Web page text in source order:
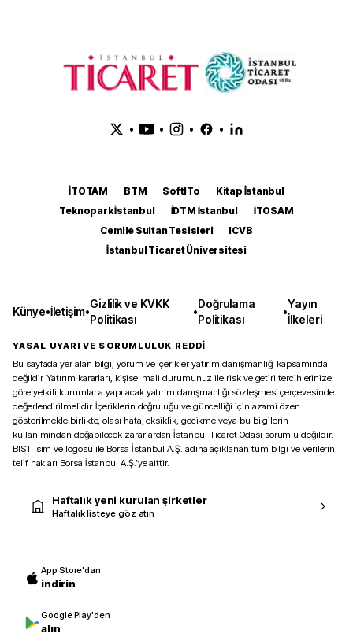
• • • •
İTOTAM BTM SoftITo
Kitap İstanbul
Teknopark İstanbul
İDTM İstanbul
İTOSAM
Cemile Sultan Tesisleri
ICVB
İstanbul Ticaret Üniversitesi
Künye•İletişim•
Gizlilik ve KVKK
Politikası
•
Doğrulama
Politikası
•
Yayın
İlkeleri
YASAL UYARI VE SORUMLULUK REDDİ
Bu sayfada yer alan bilgi, yorum ve içerikler yatırım danışmanlığı kapsamında
değildir. Yatırım kararları, kişisel mali durumunuz ile risk ve getiri tercihlerinize
göre yetkili kurumlarla yapılacak yatırım danışmanlığı sözleşmesi çerçevesinde
değerlendirilmelidir. İçeriklerin doğruluğu ve güncelliği için azami özen
gösterilmekle birlikte, olası hata, eksiklik, gecikme veya bu bilgilerin
kullanımından doğabilecek zararlardan İstanbul Ticaret Odası sorumlu değildir.
BIST isim ve logosu ile Borsa İstanbul A.Ş. adına açıklanan tüm bilgi ve verilerin
telif hakları Borsa İstanbul A.Ş.’ye aittir.
Haftalık yeni kurulan şirketler
Haftalık listeye göz atın
App Store'dan
indirin
Google Play'den
alın